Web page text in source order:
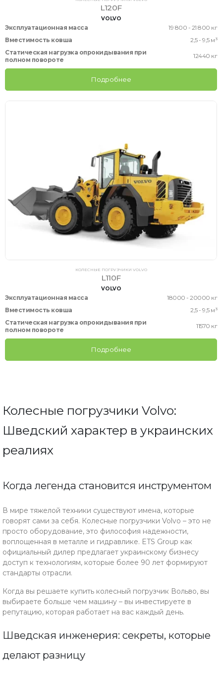
L120F
VOLVO
Эксплуатационная масса
19 800 - 21 800 кг
Вместимость ковша
2,5 - 9,5 м³
Статическая нагрузка опрокидывания при
полном повороте
12440 кг
Подробнее
КОЛЕСНЫЕ ПОГРУЗЧИКИ VOLVO
L110F
VOLVO
Эксплуатационная масса
18000 - 20000 кг
Вместимость ковша
2,5 - 9,5 м³
Статическая нагрузка опрокидывания при
полном повороте
11570 кг
Подробнее
Колесные погрузчики Volvo:
Шведский характер в украинских
реалиях
Когда легенда становится инструментом
В мире тяжелой техники существуют имена, которые
говорят сами за себя. Колесные погрузчики Volvo – это не
просто оборудование, это философия надежности,
воплощенная в металле и гидравлике. ETS Group как
официальный дилер предлагает украинскому бизнесу
доступ к технологиям, которые более 90 лет формируют
стандарты отрасли.
Когда вы решаете купить колесный погрузчик Вольво, вы
выбираете больше чем машину – вы инвестируете в
репутацию, которая работает на вас каждый день.
Шведская инженерия: секреты, которые
делают разницу